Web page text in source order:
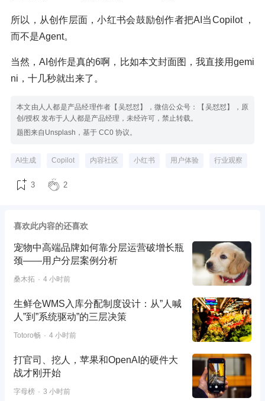
所以，从创作层面，小红书会鼓励创作者把AI当Copilot ，
而不是Agent。
当然，AI创作是真的6啊，比如本文封面图，我直接用gemi
ni，十几秒就出来了。
本文由人人都是产品经理作者【吴怼怼】，微信公众号：【吴怼怼】，原
创/授权 发布于人人都是产品经理，未经许可，禁止转载。
题图来自Unsplash，基于 CC0 协议。
AI生成 Copilot 内容社区 小红书 用户体验 行业观察
3 2
喜欢此内容的还喜欢
宠物中高端品牌如何靠分层运营破增长瓶
颈——用户分层案例分析
桑木拓 4 小时前
生鲜仓WMS入库分配制度设计：从”人喊
人”到”系统驱动”的三层决策
Totoro畅 4 小时前
打官司、挖人，苹果和OpenAI的硬件大
战才刚开始
字母榜 3 小时前